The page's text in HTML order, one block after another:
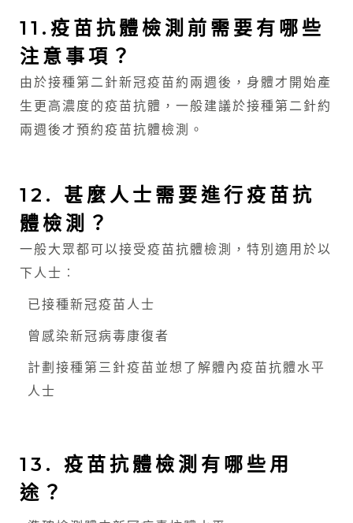
11.疫苗抗體檢測前需要有哪些
注意事項？
由於接種第二針新冠疫苗約兩週後，身體才開始產
生更高濃度的疫苗抗體，一般建議於接種第二針約
兩週後才預約疫苗抗體檢測。
12. 甚麼人士需要進行疫苗抗
體檢測？
一般大眾都可以接受疫苗抗體檢測，特別適用於以
下人士︰
已接種新冠疫苗人士
曾感染新冠病毒康復者
計劃接種第三針疫苗並想了解體內疫苗抗體水平
人士
13. 疫苗抗體檢測有哪些用
途？